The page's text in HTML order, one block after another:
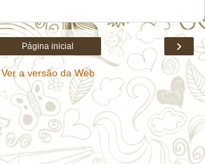
›
Página inicial
Ver a versão da Web